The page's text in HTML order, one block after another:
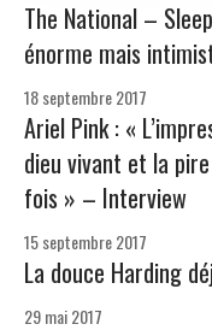
The National –
énorme mais
18 septembre 2017
Ariel Pink : «
dieu vivant et la
fois » – Interview
15 septembre 2017
La douce Harding
29 mai 2017